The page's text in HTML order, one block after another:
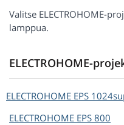
Valitse ELECTROHOME-
lamppua.
ELECTROHOME-
ELECTROHOME EPS
ELECTROHOME EPS 800